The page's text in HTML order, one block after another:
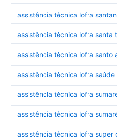
assistência técnica lofra
assistência técnica lofra santa
assistência técnica lofra santo
assistência técnica lofra saúde
assistência técnica lofra
assistência técnica lofra
assistência técnica lofra super